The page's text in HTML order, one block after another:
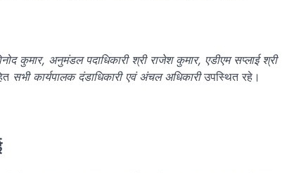
कुमार, अनुमंडल पदाधिकारी श्री राजेश कुमार, एडीएम सप्लाई श्री
सभी कार्यपालक दंडाधिकारी एवं अंचल अधिकारीउपस्थित रहे।